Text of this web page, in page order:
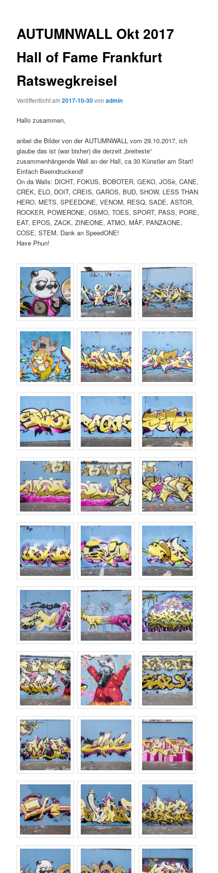
AUTUMNWALL Okt 2017
Hall of Fame Frankfurt
Ratswegkreisel
Veröffentlicht am2017-10-30vonadmin
Hallo zusammen,
anbei die Bilder von der AUTUMNWALL vom 29.10.2017, ich
glaube das ist (war bisher) die derzeit „breiteste“
zusammenhängende Wall an der Hall, ca 30 Künstler am Start!
Einfach Beeindruckend!
On da Walls: DICHT, FOKUS, BOBOTER, GEKO, JOSè, CANE,
CREK, ELO, DOIT, CREIS, GAROS, BUD, SHOW, LESS THAN
HERO, METS, SPEEDONE, VENOM, RESQ, SADE, ASTOR,
ROCKER, POWERONE, OSMO, TOES, SPORT, PASS, PORE,
EAT, EPOS, ZACK, ZINEONE, ATMO, MÄF, PANZAONE,
COSE, STEM. Dank an SpeedONE!
Have Phun!